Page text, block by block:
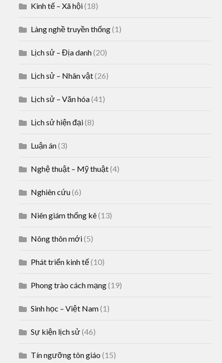
Kinh tế – Xã hội(18)
Làng nghề truyền thống(1)
Lịch sử – Địa danh(20)
Lịch sử – Nhân vật(26)
Lịch sử – Văn hóa(41)
Lịch sử hiện đại(8)
Luận án(3)
Nghệ thuật – Mỹ thuật(4)
Nghiên cứu(6)
Niên giám thống kê(13)
Nông thôn mới(5)
Phát triển kinh tế(10)
Phong trào cách mạng(19)
Sinh học – Việt Nam(1)
Sự kiện lịch sử(46)
Tín ngưỡng tôn giáo (15)